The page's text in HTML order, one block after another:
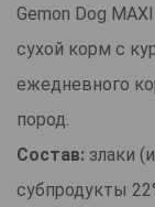
Gemon Dog
сухой корм с
ежедневного
пород.
Состав: злаки
субпродукты